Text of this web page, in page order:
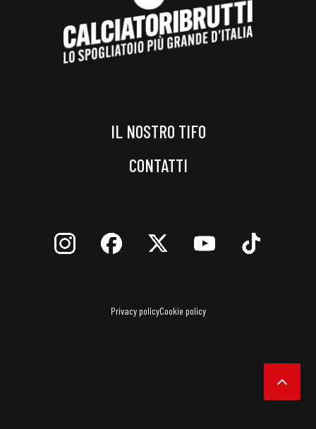
IL NOSTRO TIFO
CONTATTI
Privacy policyCookie policy